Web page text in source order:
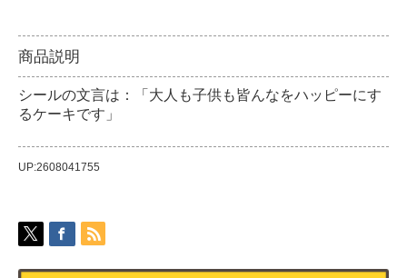
商品説明
シールの文言は：「大人も子供も皆んなをハッピーにす
るケーキです」
UP:2608041755